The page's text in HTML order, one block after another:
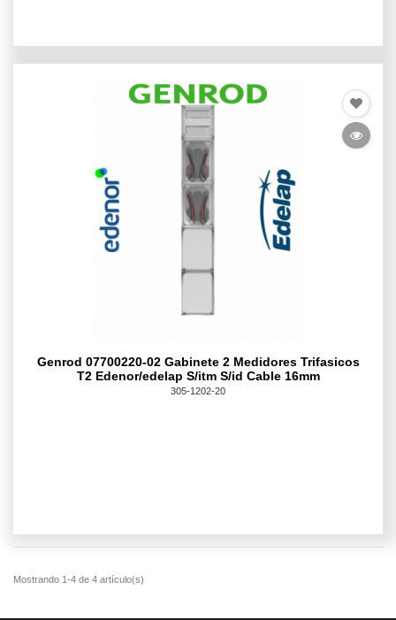
Genrod 07700220-02 Gabinete 2 Medidores Trifasicos
T2 Edenor/edelap S/itm S/id Cable 16mm
305-1202-20